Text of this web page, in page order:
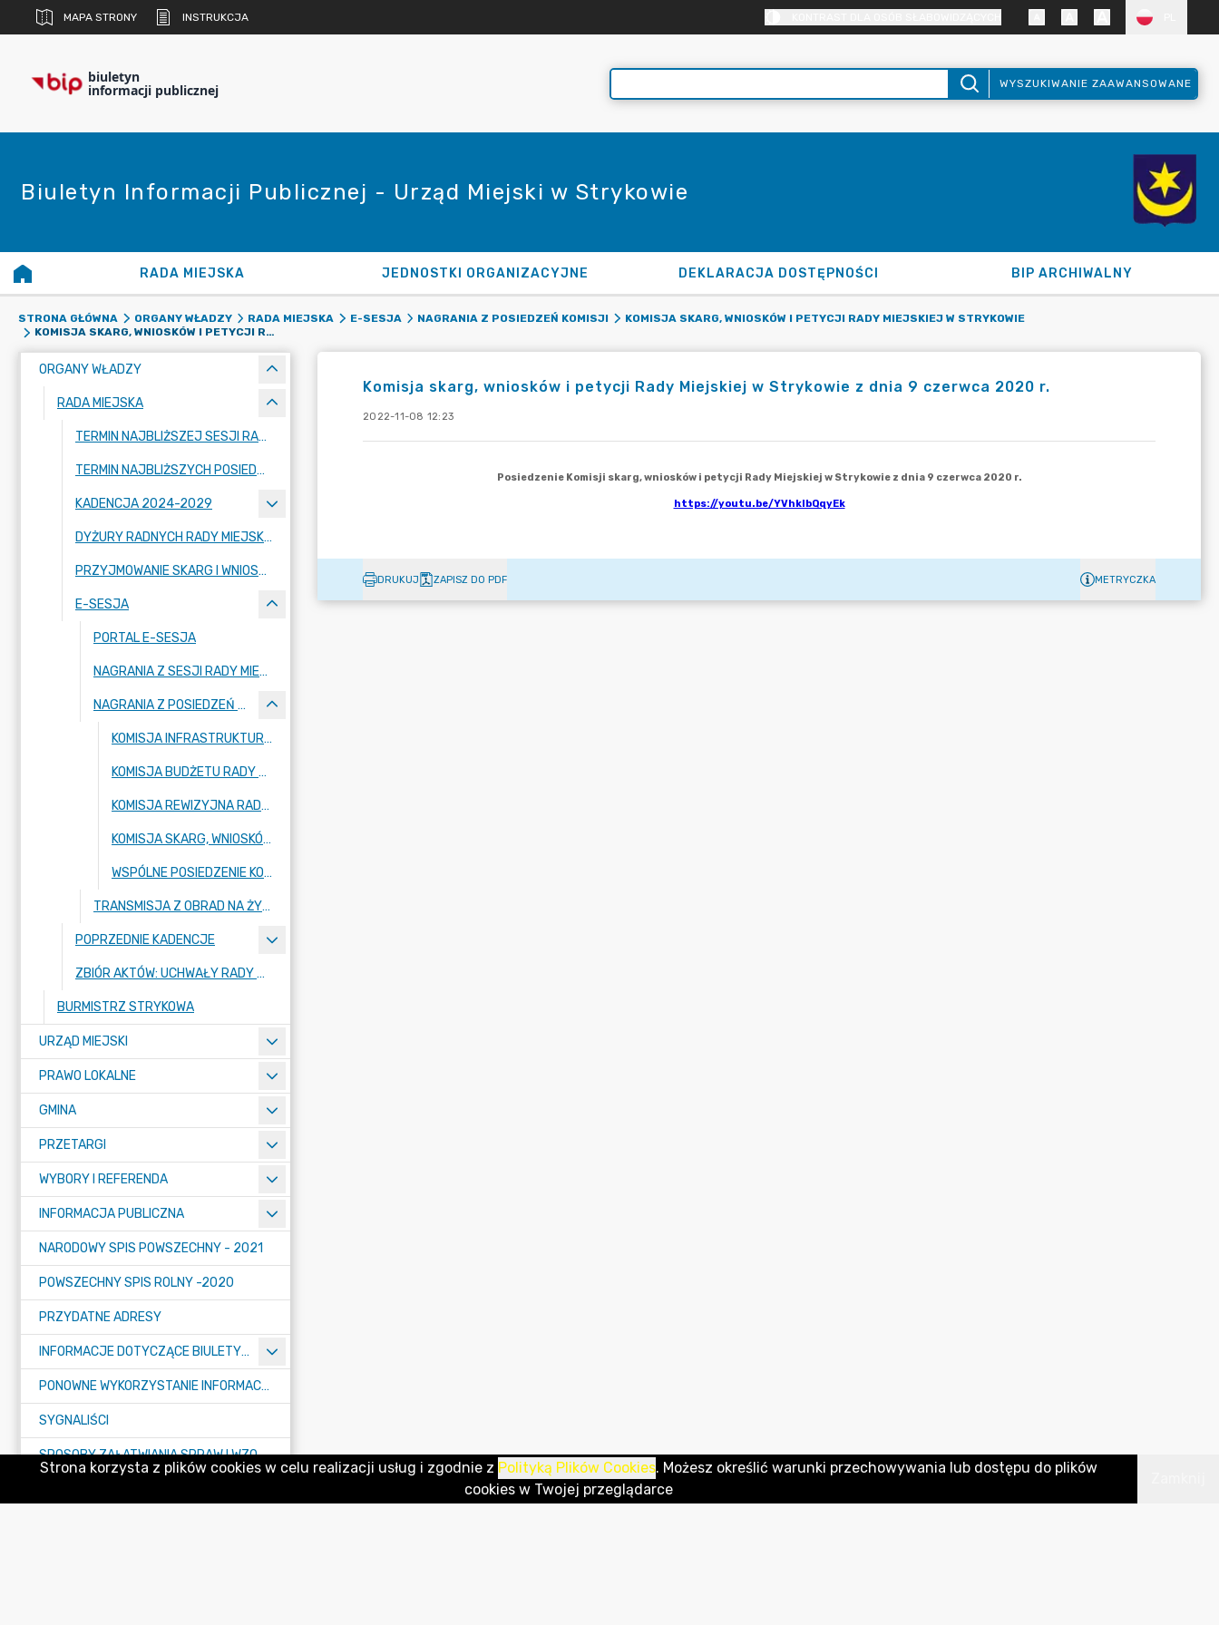
MAPA STRONY INSTRUKCJA
biuletyn
informacji publicznej WYSZUKIWANIE ZAAWANSOWANE
Biuletyn Informacji Publicznej - Urząd Miejski w Strykowie
RADA MIEJSKA JEDNOSTKI ORGANIZACYJNE DEKLARACJA DOSTĘPNOŚCI BIP ARCHIWALNY
STRONA GŁÓWNA ORGANY WŁADZY RADA MIEJSKA E-SESJA NAGRANIA Z POSIEDZEŃ KOMISJI
KOMISJA SKARG, WNIOSKÓW I PETYCJI RADY MIEJSKIEJ W STRYKOWIE
KOMISJA SKARG, WNIOSKÓW I PETYCJI RADY MIEJSKIEJ W STRYKOWIE Z DNIA 9 CZERWCA 2020 R.
ORGANY WŁADZY
RADA MIEJSKA
TERMIN NAJBLIŻSZEJ SESJI RADY MIEJSKIEJ WRAZ Z PORZĄDKIEM OBRAD
TERMIN NAJBLIŻSZYCH POSIEDZEŃ KOMISJI RADY MIEJSKIEJ WRAZ Z PORZĄDKIEM OBRAD
KADENCJA 2024-2029
DYŻURY RADNYCH RADY MIEJSKIEJ W STRYKOWIE
PRZYJMOWANIE SKARG I WNIOSKÓW
E-SESJA
PORTAL E-SESJA
NAGRANIA Z SESJI RADY MIEJSKIEJ
NAGRANIA Z POSIEDZEŃ KOMISJI
KOMISJA INFRASTRUKTURY RADY MIEJSKIEJ W STRYKOWIE
KOMISJA BUDŻETU RADY MIEJSKIEJ W STRYKOWIE
KOMISJA REWIZYJNA RADY MIEJSKIEJ W STRYKOWIE
KOMISJA SKARG, WNIOSKÓW I PETYCJI RADY MIEJSKIEJ W STRYKOWIE
WSPÓLNE POSIEDZENIE KOMISJI BUDŻETU, INFRASTRUKTURY ORAZ REWIZYJNEJ RADY MIEJSKIEJ W STRYKOWIE
TRANSMISJA Z OBRAD NA ŻYWO
POPRZEDNIE KADENCJE
ZBIÓR AKTÓW: UCHWAŁY RADY MIEJSKIEJ W STRYKOWIE - BAZA AKTÓW WŁASNYCH
BURMISTRZ STRYKOWA
URZĄD MIEJSKI
PRAWO LOKALNE
GMINA
PRZETARGI
WYBORY I REFERENDA
INFORMACJA PUBLICZNA
NARODOWY SPIS POWSZECHNY - 2021
POWSZECHNY SPIS ROLNY -2020
PRZYDATNE ADRESY
INFORMACJE DOTYCZĄCE BIULETYNU INFORMACJI PUBLICZNEJ
PONOWNE WYKORZYSTANIE INFORMACJI PUBLICZNEJ
SYGNALIŚCI
SPOSOBY ZAŁATWIANIA SPRAW I WZORY WNIOSKÓW
Komisja skarg, wniosków i petycji Rady Miejskiej w Strykowie z dnia 9 czerwca 2020 r.
2022-11-08 12:23
DRUKUJ ZAPISZ DO PDF METRYCZKA
Strona korzysta z plików cookies w celu realizacji usług i zgodnie z Polityką Plików Cookies. Możesz określić warunki przechowywania lub dostępu do plików
cookies w Twojej przeglądarce